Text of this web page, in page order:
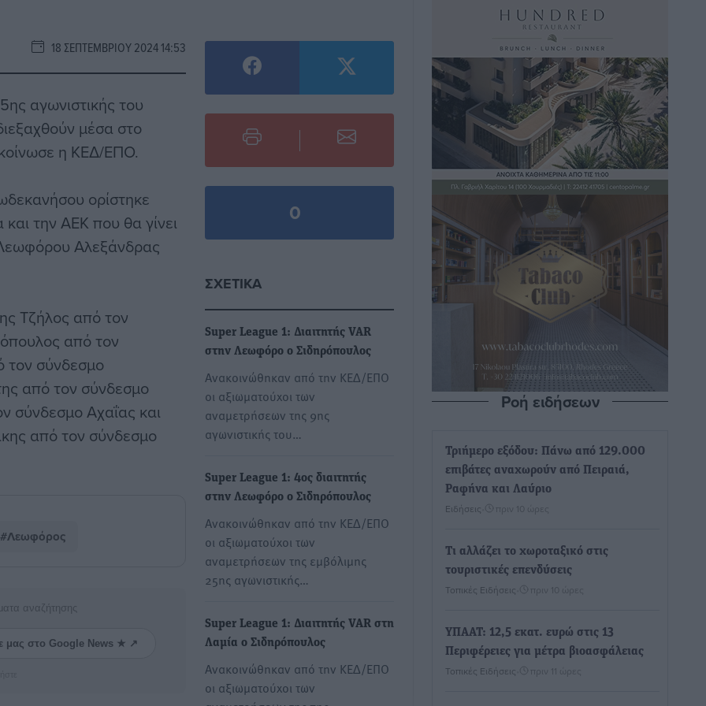
18 ΣΕΠΤΕΜΒΡΊΟΥ 2024 14:53
αγωνιστικής του
μέσα στο
η ΚΕΔ/ΕΠΟ.
ορίστηκε
και την ΑΕΚ που θα γίνει
Αλεξάνδρας
Τζήλος από τον
από τον
τον σύνδεσμο
από τον σύνδεσμο
σύνδεσμο Αχαΐας και
από τον σύνδεσμο
#Λεωφόρος
αναζήτησης
μας στο Google News ★ ↗
0
ΣΧΕΤΙΚΆ
Super League 1: Διαιτητής VAR
στην Λεωφόρο ο Σιδηρόπουλος
Ανακοινώθηκαν από την ΚΕΔ/ΕΠΟ
οι αξιωματούχοι των
αναμετρήσεων της 9ης
αγωνιστικής του…
Super League 1: 4ος διαιτητής
στην Λεωφόρο ο Σιδηρόπουλος
Ανακοινώθηκαν από την ΚΕΔ/ΕΠΟ
οι αξιωματούχοι των
αναμετρήσεων της εμβόλιμης
25ης αγωνιστικής…
Super League 1: Διαιτητής VAR στη
Λαμία ο Σιδηρόπουλος
Ανακοινώθηκαν από την ΚΕΔ/ΕΠΟ
οι αξιωματούχοι των
Ροή ειδήσεων
Τριήμερο εξόδου: Πάνω από 129.000
επιβάτες αναχωρούν από Πειραιά,
Ραφήνα και Λαύριο
Ειδήσεις πριν 10 ώρες
Τι αλλάζει το χωροταξικό στις
τουριστικές επενδύσεις
Τοπικές Ειδήσεις πριν 10 ώρες
ΥΠΑΑΤ: 12,5 εκατ. ευρώ στις 13
Περιφέρειες για μέτρα βιοασφάλειας
Τοπικές Ειδήσεις πριν 11 ώρες